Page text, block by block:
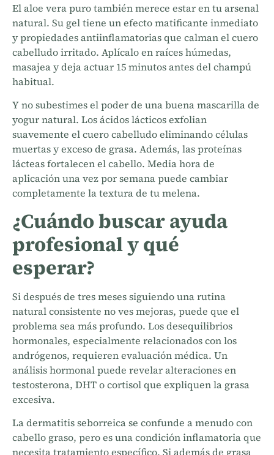
El aloe vera puro también merece estar en tu arsenal
natural. Su gel tiene un efecto matificante inmediato
y propiedades antiinflamatorias que calman el cuero
cabelludo irritado. Aplícalo en raíces húmedas,
masajea y deja actuar 15 minutos antes del champú
habitual.
Y no subestimes el poder de una buena mascarilla de
yogur natural. Los ácidos lácticos exfolian
suavemente el cuero cabelludo eliminando células
muertas y exceso de grasa. Además, las proteínas
lácteas fortalecen el cabello. Media hora de
aplicación una vez por semana puede cambiar
completamente la textura de tu melena.
¿Cuándo buscar ayuda
profesional y qué
esperar?
Si después de tres meses siguiendo una rutina
natural consistente no ves mejoras, puede que el
problema sea más profundo. Los desequilibrios
hormonales, especialmente relacionados con los
andrógenos, requieren evaluación médica. Un
análisis hormonal puede revelar alteraciones en
testosterona, DHT o cortisol que expliquen la grasa
excesiva.
La dermatitis seborreica se confunde a menudo con
cabello graso, pero es una condición inflamatoria que
necesita tratamiento específico. Si además de grasa